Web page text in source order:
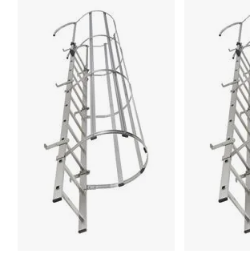
aluminium,
aluminium,